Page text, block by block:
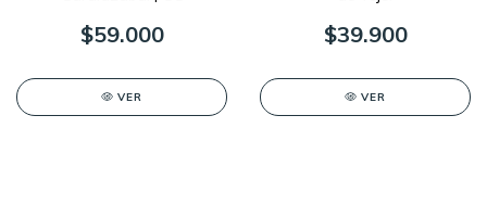
$59.000
VER
$39.900
VER